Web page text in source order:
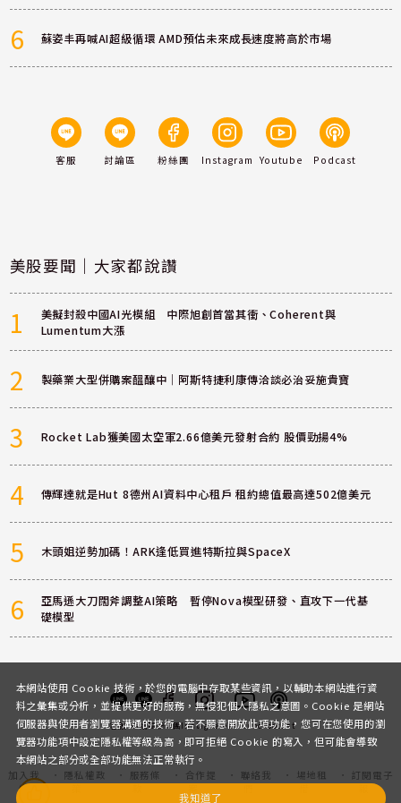
6 蘇姿丰再喊AI超級循環 AMD預估未來成長速度將高於市場
客服 討論區 粉絲團 Instagram Youtube Podcast
美股要聞｜大家都說讚
1
美擬封殺中國AI光模組 中際旭創首當其衝、Coherent與
Lumentum大漲
2 製藥業大型併購案醞釀中｜阿斯特捷利康傳洽談必治妥施貴寶
3 Rocket Lab獲美國太空軍2.66億美元發射合約 股價勁揚4%
4 傳輝達就是Hut 8德州AI資料中心租戶 租約總值最高達502億美元
5 木頭姐逆勢加碼！ARK逢低買進特斯拉與SpaceX
6
亞馬遜大刀闊斧調整AI策略 暫停Nova模型研發、直攻下一代基
礎模型
客服 討論區粉絲團InstagramYoutubePodcast
加入我
們
隱私權政
服務條
合作提
聯絡我
場地租
訂閱電子
本網站使用 Cookie 技術，於您的電腦中存取某些資訊，以輔助本網站進行資
料之彙集或分析，並提供更好的服務，無侵犯個人隱私之意圖。Cookie 是網站
伺服器與使用者瀏覽器溝通的技術，若不願意開放此項功能，您可在您使用的瀏
覽器功能項中設定隱私權等級為高，即可拒絕 Cookie 的寫入，但可能會導致
本網站之部分或全部功能無法正常執行。
我知道了